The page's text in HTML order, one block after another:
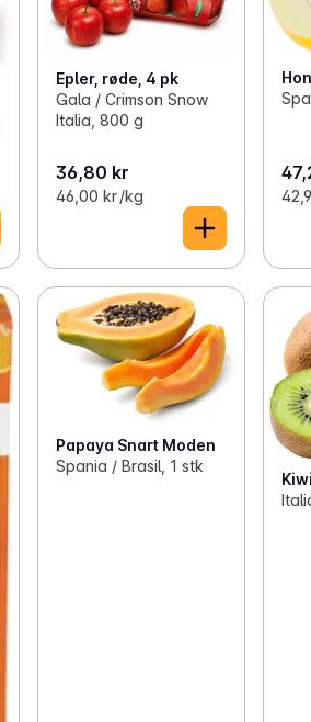
Epler, røde, 4 pk
Gala / Crimson Snow
Italia, 800 g
36,80 kr
46,00 kr /kg
Papaya Snart Moden
Spania / Brasil, 1 stk
Kiwi